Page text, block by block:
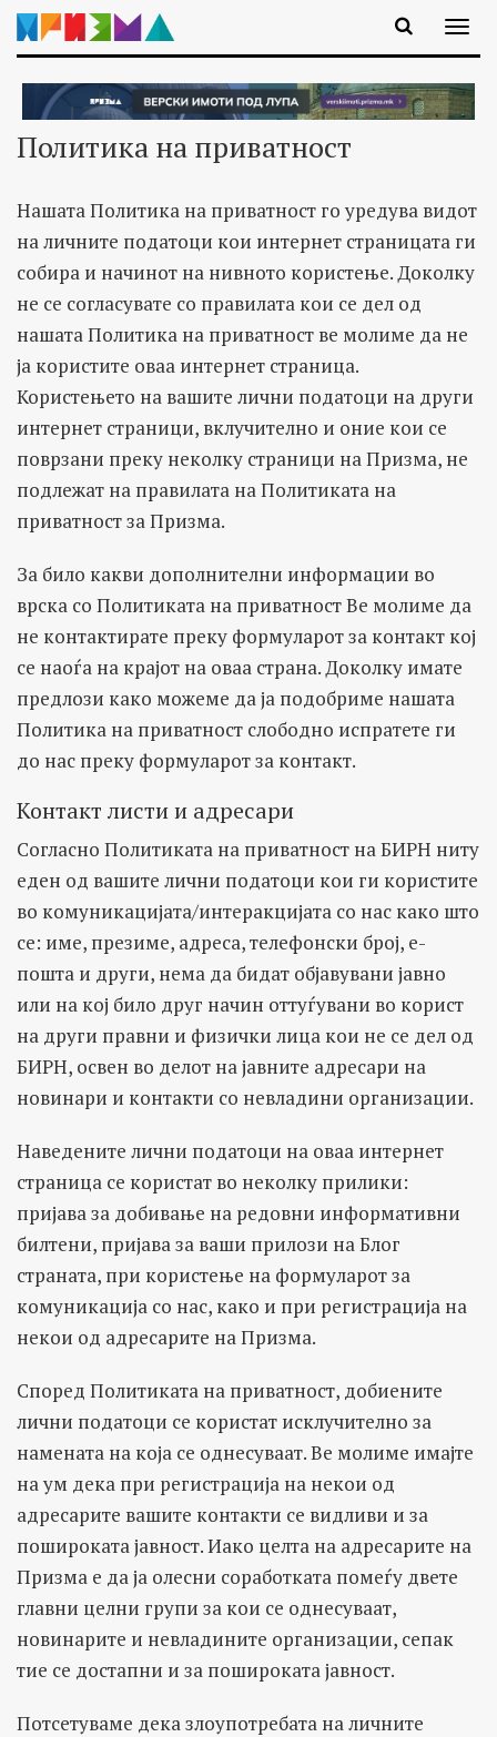
Политика на приватност
Нашата Политика на приватност го уредува видот
на личните податоци кои интернет страницата ги
собира и начинот на нивното користење. Доколку
не се согласувате со правилата кои се дел од
нашата Политика на приватност ве молиме да не
ја користите оваа интернет страница.
Користењето на вашите лични податоци на други
интернет страници, вклучително и оние кои се
поврзани преку неколку страници на Призма, не
подлежат на правилата на Политиката на
приватност за Призма.
За било какви дополнителни информации во
врска со Политиката на приватност Ве молиме да
не контактирате преку формуларот за контакт кој
се наоѓа на крајот на оваа страна. Доколку имате
предлози како можеме да ја подобриме нашата
Политика на приватност слободно испратете ги
до нас преку формуларот за контакт.
Контакт листи и адресари
Согласно Политиката на приватност на БИРН ниту
еден од вашите лични податоци кои ги користите
во комуникацијата/интеракцијата со нас како што
се: име, презиме, адреса, телефонски број, е-
пошта и други, нема да бидат објавувани јавно
или на кој било друг начин оттуѓувани во корист
на други правни и физички лица кои не се дел од
БИРН, освен во делот на јавните адресари на
новинари и контакти со невладини организации.
Наведените лични податоци на оваа интернет
страница се користат во неколку прилики:
пријава за добивање на редовни информативни
билтени, пријава за ваши прилози на Блог
страната, при користење на формуларот за
комуникација со нас, како и при регистрација на
некои од адресарите на Призма.
Според Политиката на приватност, добиените
лични податоци се користат исклучително за
намената на која се однесуваат. Ве молиме имајте
на ум дека при регистрација на некои од
адресарите вашите контакти се видливи и за
пошироката јавност. Иако целта на адресарите на
Призма е да ја олесни соработката помеѓу двете
главни целни групи за кои се однесуваат,
новинарите и невладините организации, сепак
тие се достапни и за пошироката јавност.
Потсетуваме дека злоупотребата на личните